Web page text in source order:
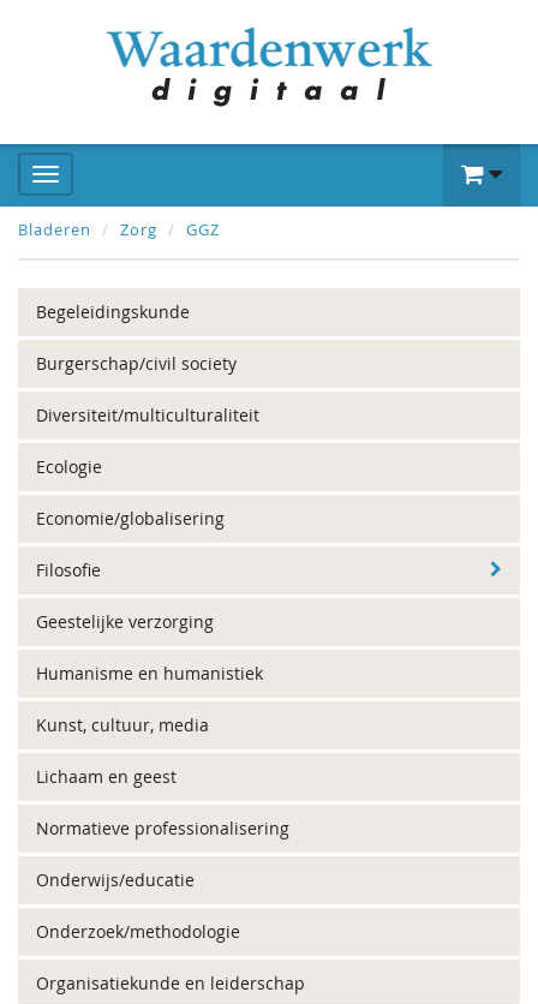
Bladeren Zorg GGZ
Begeleidingskunde
Burgerschap/civil society
Diversiteit/multiculturaliteit
Ecologie
Economie/globalisering
Filosofie
Geestelijke verzorging
Humanisme en humanistiek
Kunst, cultuur, media
Lichaam en geest
Normatieve professionalisering
Onderwijs/educatie
Onderzoek/methodologie
Organisatiekunde en leiderschap